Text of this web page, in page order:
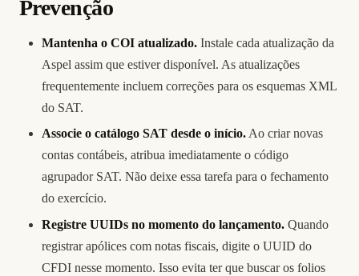
Prevenção
Mantenha o COI atualizado. Instale cada atualização da
Aspel assim que estiver disponível. As atualizações
frequentemente incluem correções para os esquemas XML
do SAT.
Associe o catálogo SAT desde o início.Ao criar novas
contas contábeis, atribua imediatamente o código
agrupador SAT. Não deixe essa tarefa para o fechamento
do exercício.
Registre UUIDs no momento do lançamento. Quando
registrar apólices com notas fiscais, digite o UUID do
CFDI nesse momento. Isso evita ter que buscar os folios